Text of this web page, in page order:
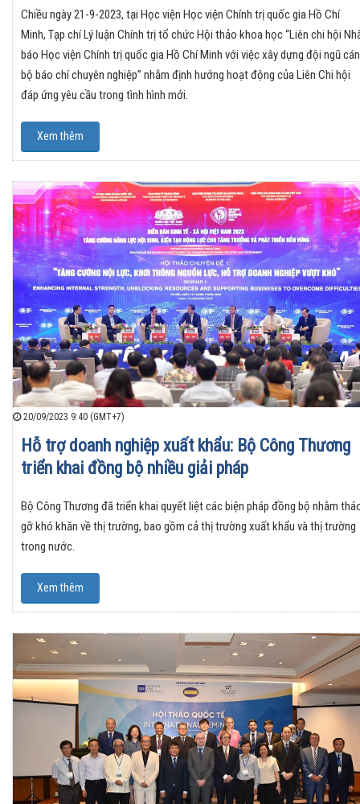
Chiều ngày 21-9-2023, tại Học viện Học viện Chính trị quốc gia Hồ Chí
Minh, Tạp chí Lý luận Chính trị tổ chức Hội thảo khoa học “Liên chi hội
báo Học viện Chính trị quốc gia Hồ Chí Minh với việc xây dựng đội ngũ cán
bộ báo chí chuyên nghiệp” nhằm định hướng hoạt động của Liên Chi hội
đáp ứng yêu cầu trong tình hình mới.
Xem thêm
20/09/2023 9:40 (GMT+7)
Hỗ trợ doanh nghiệp xuất khẩu: Bộ Công Thương
triển khai đồng bộ nhiều giải pháp
Bộ Công Thương đã triển khai quyết liệt các biện pháp đồng bộ nhằm
gỡ khó khăn về thị trường, bao gồm cả thị trường xuất khẩu và thị trường
trong nước.
Xem thêm